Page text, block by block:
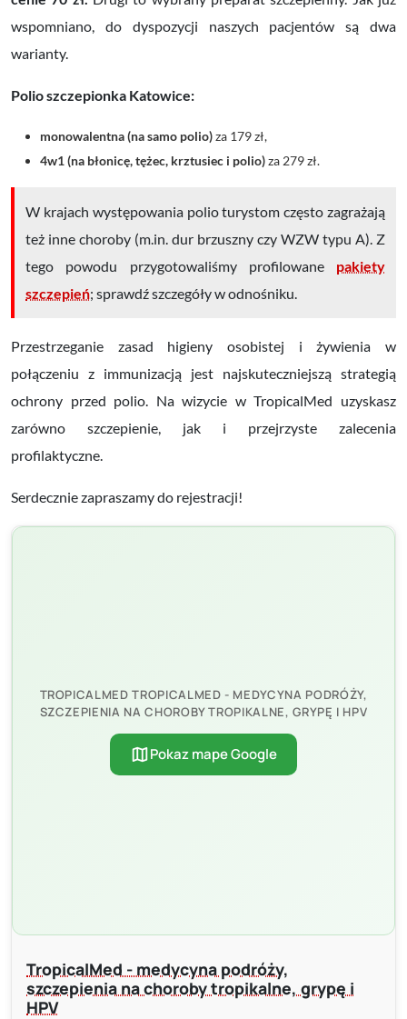
wspomniano, do dyspozycji naszych pacjentów są dwa
warianty.
Polio szczepionka Katowice:
monowalentna (na samo polio)za 179 zł,
4w1 (na błonicę, tężec, krztusiec i polio)za 279 zł.
W krajach występowania polio turystom często zagrażają
też inne choroby (m.in. dur brzuszny czy WZW typu A). Z
tego powodu przygotowaliśmy profilowane pakiety
szczepień; sprawdź szczegóły w odnośniku.
Przestrzeganie zasad higieny osobistej i żywienia w
połączeniu z immunizacją jest najskuteczniejszą strategią
ochrony przed polio. Na wizycie w TropicalMed uzyskasz
zarówno szczepienie, jak i przejrzyste zalecenia
profilaktyczne.
Serdecznie zapraszamy do rejestracji!
TROPICALMED TROPICALMED - MEDYCYNA PODRÓŻY,
SZCZEPIENIA NA CHOROBY TROPIKALNE, GRYPĘ I HPV
mapPokaz mape Google
TropicalMed - medycyna podróży,
szczepienia na choroby tropikalne, grypę i
HPV